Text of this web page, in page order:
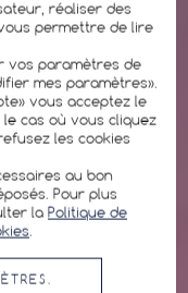
réaliser des
permettre de lire
vos paramètres de
mes paramètres».
vous acceptez le
le cas où vous cliquez
les cookies
au bon
Pour plus
la Politique de
.